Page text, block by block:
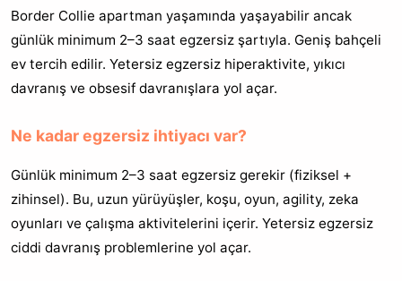
Border Collie apartman yaşamında yaşayabilir ancak
günlük minimum 2–3 saat egzersiz şartıyla. Geniş bahçeli
ev tercih edilir. Yetersiz egzersiz hiperaktivite, yıkıcı
davranış ve obsesif davranışlara yol açar.
Ne kadar egzersiz ihtiyacı var?
Günlük minimum 2–3 saat egzersiz gerekir (fiziksel +
zihinsel). Bu, uzun yürüyüşler, koşu, oyun, agility, zeka
oyunları ve çalışma aktivitelerini içerir. Yetersiz egzersiz
ciddi davranış problemlerine yol açar.